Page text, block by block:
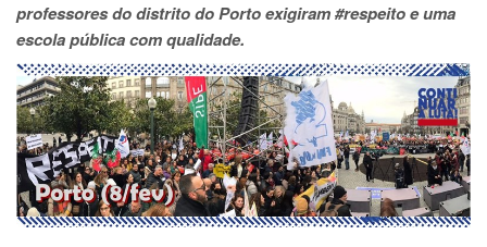
professores do distrito do Porto exigiram #respeito e uma
escola pública com qualidade.